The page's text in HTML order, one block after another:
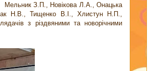
З.П., Новікова Л.А., Онацька
Н.В., Тищенко В.І., Хлистун Н.П.,
з різдвяними та новорічними